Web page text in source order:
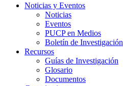
Noticias y Eventos
Noticias
Eventos
PUCP en Medios
Boletín de Investigación
Recursos
Guías de Investigación
Glosario
Documentos